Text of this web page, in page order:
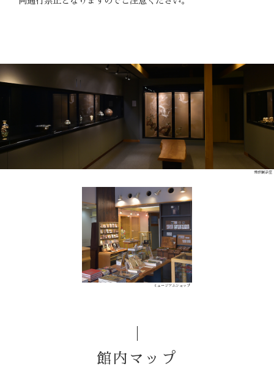
常設展示室
ミュージアムショップ
館内マップ